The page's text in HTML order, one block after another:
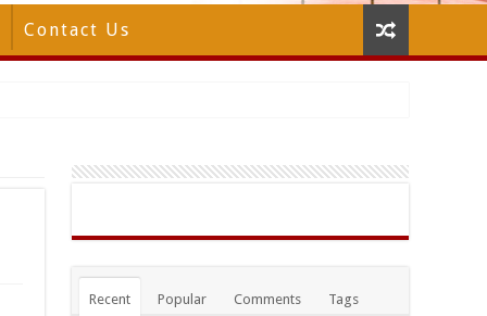
Contact Us
Recent Popular Comments Tags